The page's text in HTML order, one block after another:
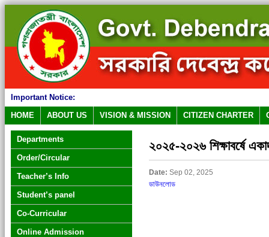
Important Notice:
HOME
ABOUT US VISION & MISSION CITIZEN CHARTER
Departments
Order/Circular
Teacher’s Info
Student’s panel
Co-Curricular
Online Admission
২০২৫-২০২৬ শিক্ষাবর্ষে
Date: Sep 02, 2025
ডাউনলোড